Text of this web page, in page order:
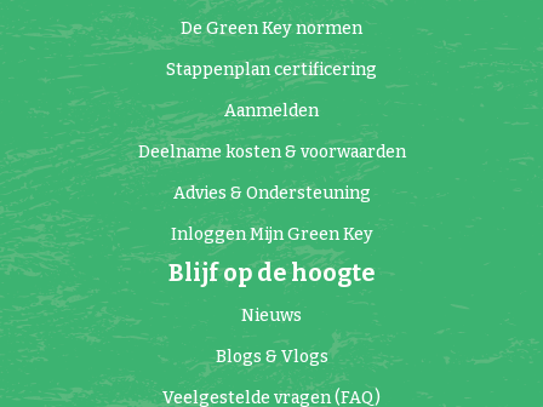
De Green Key normen
Stappenplan certificering
Aanmelden
Deelname kosten & voorwaarden
Advies & Ondersteuning
Inloggen Mijn Green Key
Blijf op de hoogte
Nieuws
Blogs & Vlogs
Veelgestelde vragen (FAQ)